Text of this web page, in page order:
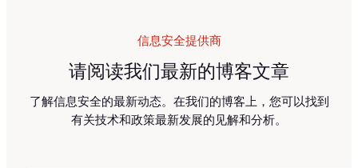
信息安全提供商
请阅读我们最新的博客文章
了解信息安全的最新动态。在我们的博客上，您可以找到
有关技术和政策最新发展的见解和分析。